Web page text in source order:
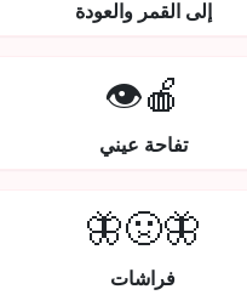
إلى القمر والعودة
🍎👁️
تفاحة عيني
🦋🤢🦋
فراشات